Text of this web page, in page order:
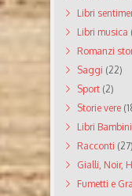
Libri
Libri musica
Romanzi
Saggi (22)
Sport (2)
Storie vere
Libri
Racconti (27)
Gialli, Noir,
Fumetti e